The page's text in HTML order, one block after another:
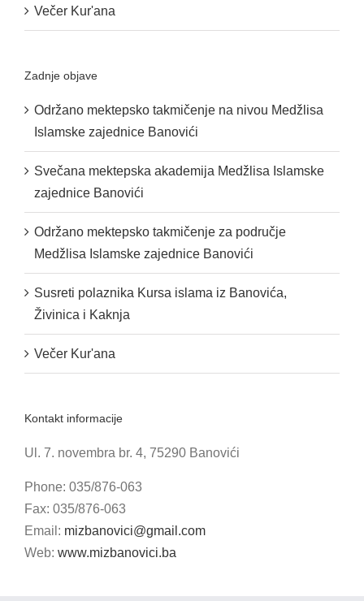
Večer Kur'ana
Zadnje objave
Održano mektepsko takmičenje na nivou Medžlisa
Islamske zajednice Banovići
Svečana mektepska akademija Medžlisa Islamske
zajednice Banovići
Održano mektepsko takmičenje za područje
Medžlisa Islamske zajednice Banovići
Susreti polaznika Kursa islama iz Banovića,
Živinica i Kaknja
Večer Kur'ana
Kontakt informacije
Ul. 7. novembra br. 4, 75290 Banovići
Phone: 035/876-063
Fax: 035/876-063
Email: mizbanovici@gmail.com
Web: www.mizbanovici.ba